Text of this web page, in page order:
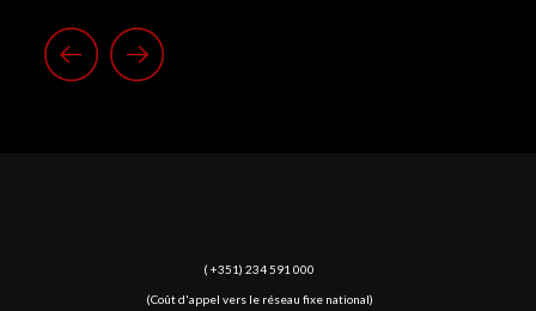
( +351) 234 591 000
(Coût d'appel vers le réseau fixe national)